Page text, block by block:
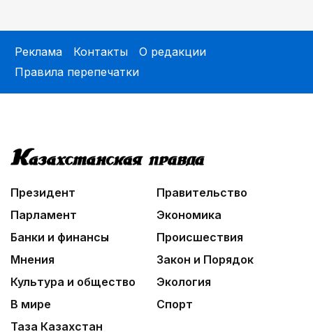
Реклама Контакты
О редакции
Правила перепечатки
Президент
Правительство
Парламент
Экономика
Банки и финансы
Происшествия
Мнения
Закон и Порядок
Культура и общество
Экология
В мире
Спорт
Таза Казахстан